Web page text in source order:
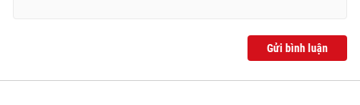
Gửi bình luận